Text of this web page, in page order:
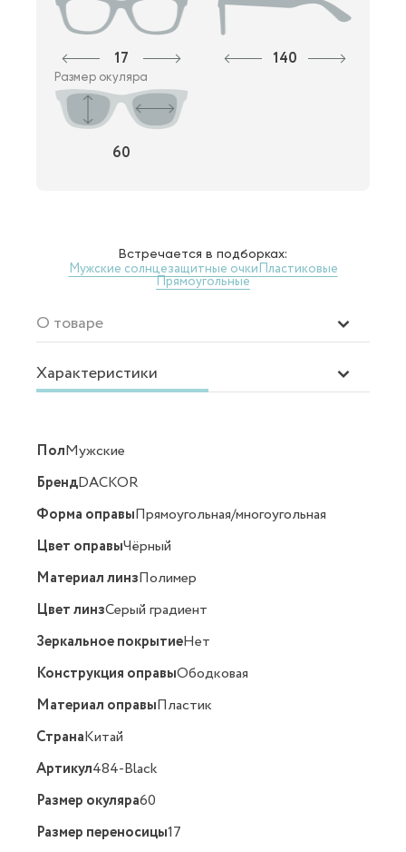
17 140
Размер окуляра
60
Встречается в подборках:
Мужские солнцезащитные очкиПластиковые
Прямоугольные
О товаре
Характеристики
ПолМужские
БрендDACKOR
Форма оправыПрямоугольная/многоугольная
Цвет оправыЧёрный
Материал линзПолимер
Цвет линзСерый градиент
Зеркальное покрытиеНет
Конструкция оправыОбодковая
Материал оправыПластик
СтранаКитай
Артикул484-Black
Размер окуляра60
Размер переносицы17